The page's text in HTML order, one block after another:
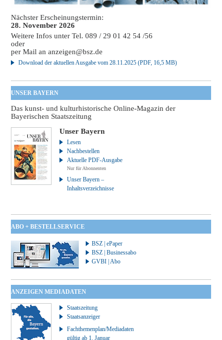
Nächster Erscheinungstermin:
28. November 2026
Weitere Infos unter Tel. 089 / 29 01 42 54 /56
oder
per Mail ananzeigen@bsz.de
Download der aktuellen Ausgabe vom 28.11.2025 (PDF, 16,5 MB)
UNSER BAYERN
Das kunst- und kulturhistorische Online-Magazin der
Bayerischen Staatszeitung
Unser Bayern
Lesen
Nachbestellen
Aktuelle PDF-Ausgabe
Nur für Abonnenten
Unser Bayern –
Inhaltsverzeichnisse
ABO + BESTELLSERVICE
BSZ | ePaper
BSZ | Businessabo
GVBI | Abo
ANZEIGEN MEDIADATEN
Staatszeitung
Staatsanzeiger
Fachthemenplan/Mediadaten
gültig ab 1. Januar